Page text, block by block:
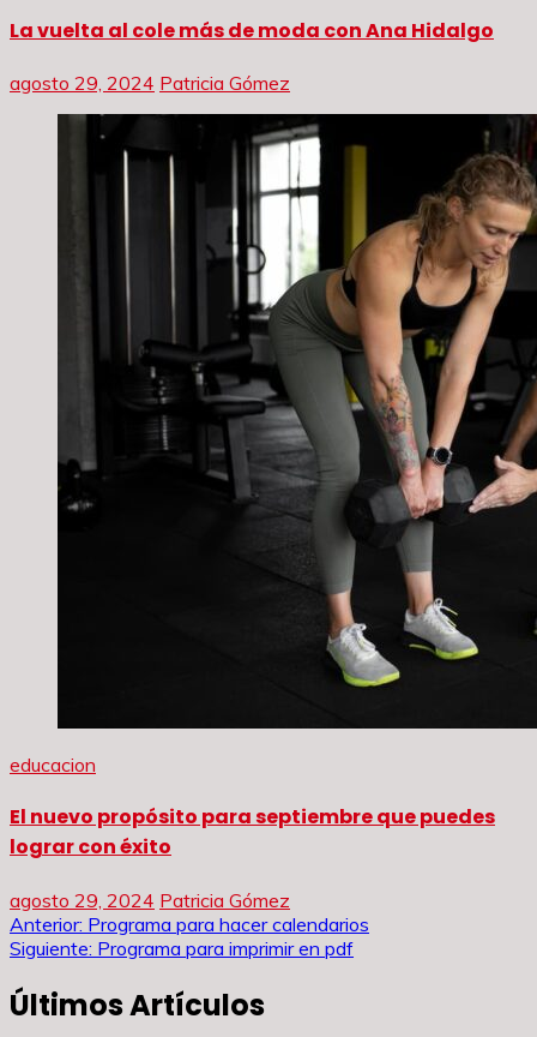
La vuelta al cole más de moda con Ana Hidalgo
agosto 29, 2024 Patricia Gómez
educacion
El nuevo propósito para septiembre que puedes
lograr con éxito
agosto 29, 2024 Patricia Gómez
Navegación
entradas
Anterior: Programa para hacer calendarios
Siguiente: Programa para imprimir en pdf
Últimos Artículos